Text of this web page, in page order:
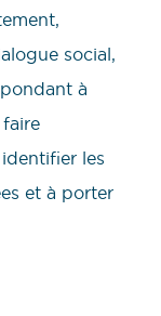
social,
à
les
et à porter